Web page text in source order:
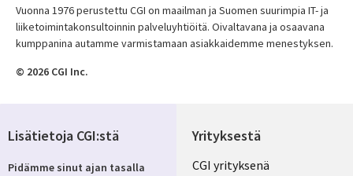
Vuonna 1976 perustettu CGI on maailman ja Suomen suurimpia IT- ja
liiketoimintakonsultoinnin palveluyhtiöitä. Oivaltavana ja osaavana
kumppanina autamme varmistamaan asiakkaidemme menestyksen.
© 2026 CGI Inc.
Yrityksestä
Useful
CGI yrityksenä
Lisätietoja CGI:stä
Pidämme sinut ajan tasalla